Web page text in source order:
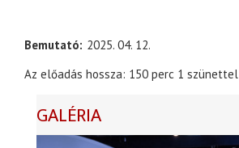
Bemutató 2025. 04. 12.
Az előadás hossza: 150 perc 1 szünettel
GALÉRIA